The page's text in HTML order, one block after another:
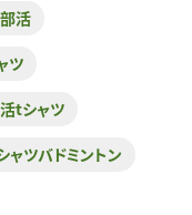
活
ツ
tシャツ
ツバドミントン